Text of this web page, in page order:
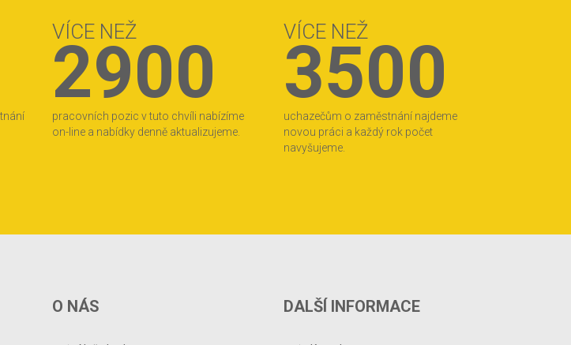
VÍCE NEŽ
2900
pracovních pozic v tuto chvíli nabízíme
on-line a nabídky denně aktualizujeme.
VÍCE NEŽ
3500
uchazečům o zaměstnání najdeme
novou práci a každý rok počet
navyšujeme.
O NÁS DALŠÍ INFORMACE